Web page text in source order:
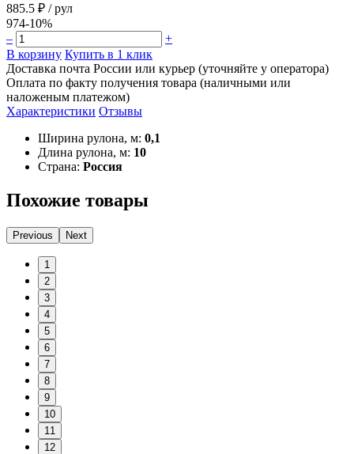
885.5 ₽ / рул
974-10%
–
+
В корзину Купить в 1 клик
Доставка почта России или курьер (уточняйте у оператора)
Оплата по факту получения товара (наличными или
наложеным платежом)
Характеристики Отзывы
Ширина рулона, м: 0,1
Длина рулона, м: 10
Страна: Россия
Похожие товары
Previous Next
1
2
3
4
5
6
7
8
9
10
11
12